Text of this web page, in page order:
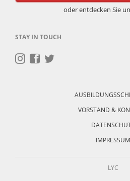
oder entdecken Sie
STAY IN TOUCH
VORSTAND &
IMPRESSUM
LYC